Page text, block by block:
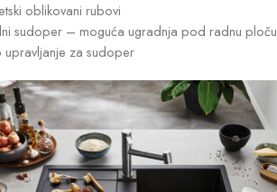
oblikovani rubovi
sudoper – moguća ugradnja pod radnu ploču
upravljanje za sudoper